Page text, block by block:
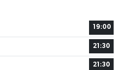
19:00
21:30
21:30